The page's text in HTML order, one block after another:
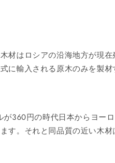
材はロシアの沿海地方が現
輸入される原木のみを製
360円の時代日本からヨー
す。それと同品質の近い木